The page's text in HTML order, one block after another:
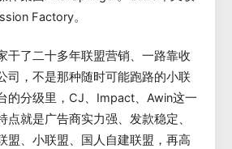
Factory。
干了二十多年联盟营销、一路靠收
司，不是那种随时可能跑路的小联
的分级里，CJ、Impact、Awin这一
点就是广告商实力强、发款稳定、
盟、小联盟、国人自建联盟，再高